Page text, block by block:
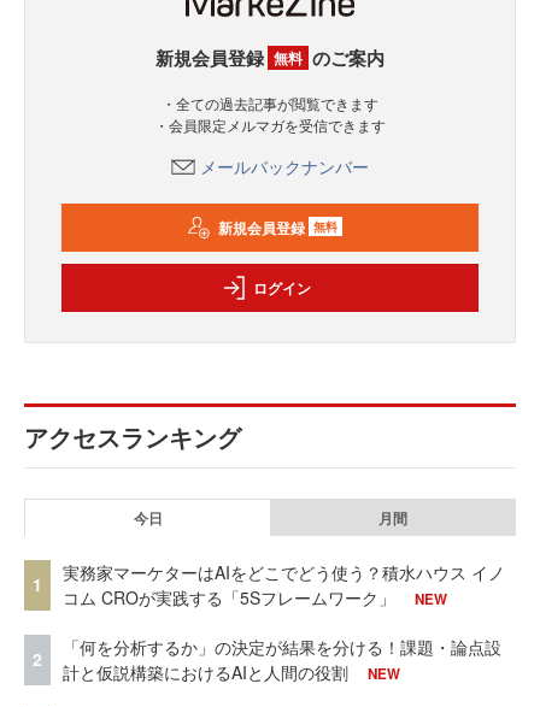
新規会員登録 無料 のご案内
・全ての過去記事が閲覧できます
・会員限定メルマガを受信できます
メールバックナンバー
新規会員登録 無料
ログイン
アクセスランキング
今日 月間
1
実務家マーケターはAIをどこでどう使う？積水ハウス イノ
コム CROが実践する「5Sフレームワーク」
NEW
2
「何を分析するか」の決定が結果を分ける！課題・論点設
計と仮説構築におけるAIと人間の役割
NEW